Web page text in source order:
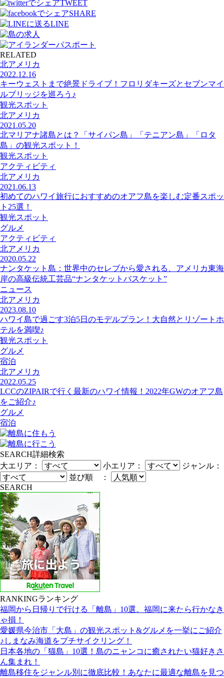
TWEET
SHARE
LINE
RELATED
北アメリカ
2022.12.16
キーウェストまで絶景ドライブ！フロリダキーズとセブンマイ
ルブリッジを巡ろう♪
観光スポット
北アメリカ
2021.05.20
北マリアナ諸島とは？「サイパン島」「テニアン島」「ロタ
島」の観光スポット！
観光スポット
アクティビティ
北アメリカ
2021.06.13
初めてのハワイ旅行におすすめのオアフ島を楽しむ定番スポッ
ト25選！
観光スポット
グルメ
アクティビティ
北アメリカ
2020.05.22
ナンタケット島：世界中のセレブから愛される、アメリカ東海
岸の高級伝統工芸品“ナンタケットバスケット”
ニュース
北アメリカ
2023.08.10
ハワイ島で過ごす3泊5日のモデルプラン！大自然とリゾートホ
テルを満喫♪
観光スポット
グルメ
宿泊
北アメリカ
2022.05.25
LCCのZIPAIRで行く最新のハワイ情報！2022年GWのオアフ島
をご紹介♪
グルメ
宿泊
SEARCH詳細検索
大エリア：
小エリア：
ジャンル：
並び順 ：
SEARCH
RANKINGランキング
福岡から日帰りで行ける「離島」10選。福岡に来たら行かなき
ゃ損！
愛媛県今治市「大島」の観光スポット&グルメを一挙にご紹介
♪しまなみ海道をプチサイクリング！
日本各地の「猫島」10選！島のニャンコに癒されたい猫好きさ
ん集まれ！
離島移住をジャンル別に徹底比較！あなたに最適な離島を見つ